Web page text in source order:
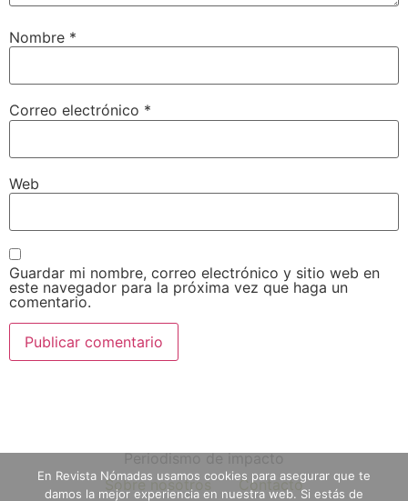
Nombre *
Correo electrónico *
Web
Guardar mi nombre, correo electrónico y sitio web en
este navegador para la próxima vez que haga un
comentario.
Periodismo de impacto
Sobre nosotros
Contacto
En Revista Nómadas usamos cookies para asegurar que te
damos la mejor experiencia en nuestra web. Si estás de